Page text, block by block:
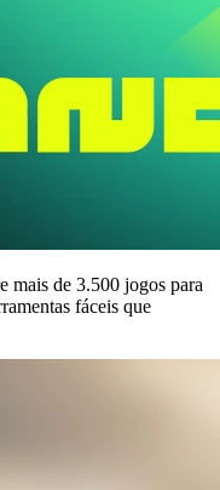
mais de 3.500 jogos para
fáceis que